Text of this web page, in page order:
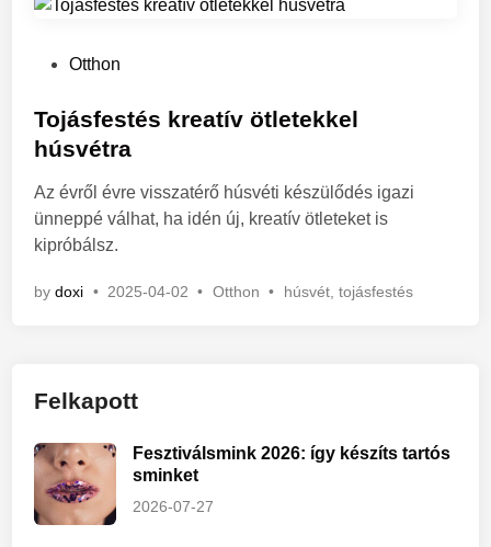
i
s
t
d
i
n
Otthon
Tojásfestés kreatív ötletekkel
húsvétra
Az évről évre visszatérő húsvéti készülődés igazi
ünneppé válhat, ha idén új, kreatív ötleteket is
kipróbálsz.
bydoxi • 2025-04-02 • P
n
Otthon • húsvét, tojásfestés
Felkapott
Fesztiválsmink 2026: így készíts tartós
sminket
2026-07-27